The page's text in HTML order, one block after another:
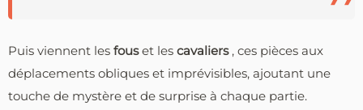
Puis viennent les fouset les cavaliers , ces pièces aux
déplacements obliques et imprévisibles, ajoutant une
touche de mystère et de surprise à chaque partie.